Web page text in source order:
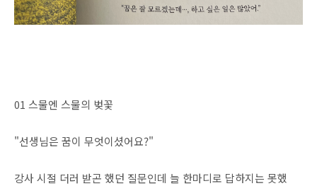
01 스물엔 스물의 벚꽃
"선생님은 꿈이 무엇이셨어요?"
강사 시절 더러 받곤 했던 질문인데 늘 한마디로 답하지는 못했